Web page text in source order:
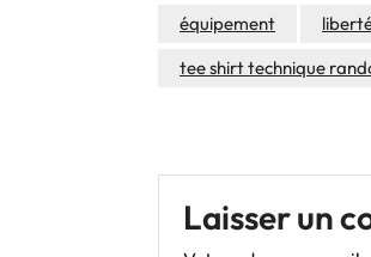
équipement
tee shirt technique
Laisser un